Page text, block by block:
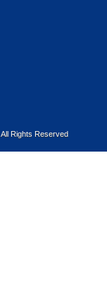
All Rights Reserved